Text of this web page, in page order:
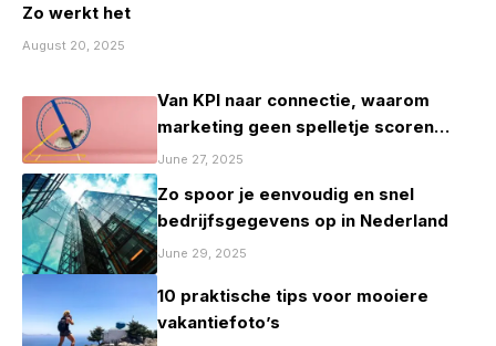
Zo werkt het
August 20, 2025
Van KPI naar connectie, waarom
marketing geen spelletje scoren
mag zijn
June 27, 2025
Zo spoor je eenvoudig en snel
bedrijfsgegevens op in Nederland
June 29, 2025
10 praktische tips voor mooiere
vakantiefoto’s